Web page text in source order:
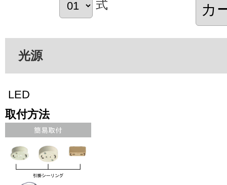
式
光源
LED
取付方法